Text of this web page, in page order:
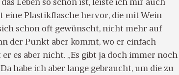
Leben so schön ist, leiste ich mir auch
eine Plastikflasche hervor, die mit Wein
schon oft gewünscht, nicht mehr auf
der Punkt aber kommt, wo er einfach
es aber nicht. „Es gibt ja doch immer noch
habe ich aber lange gebraucht, um die zu